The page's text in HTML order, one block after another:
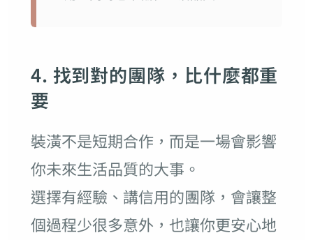
4. 找到對的團隊，比什麼都重
要
裝潢不是短期合作，而是一場會影響
你未來生活品質的大事。
選擇有經驗、講信用的團隊，會讓整
個過程少很多意外，也讓你更安心地